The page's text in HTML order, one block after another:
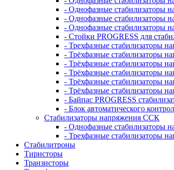
- Однофазные стабилизаторы
- Однофазные стабилизаторы
- Однофазные стабилизаторы
- Стойки PROGRESS для
- Трехфазные стабилизаторы
- Трёхфазные стабилизаторы
- Трёхфазные стабилизаторы
- Трёхфазные стабилизаторы
- Трёхфазные стабилизаторы
- Трёхфазные стабилизаторы
- Байпас PROGRESS
- Блок автоматического
Стабилизаторы напряжения ССК
- Однофазные стабилизаторы
- Трехфазные стабилизаторы
Стабилитроны
Тиристоры
Транзисторы